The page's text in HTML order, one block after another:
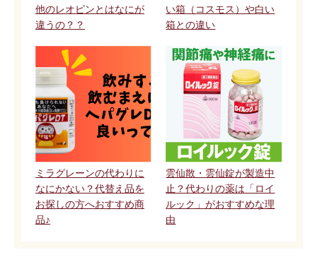
他のレオピンとはなにが
違うの？？
い箱（コスモス）や白い
箱との違い
ミラグレーンの代わりに
なにかない？代替え品を
お探しの方へおすすめ商
品♪
雲仙散・雲仙錠が製造中
止？代わりの薬は「ロイ
ルック」がおすすめな理
由